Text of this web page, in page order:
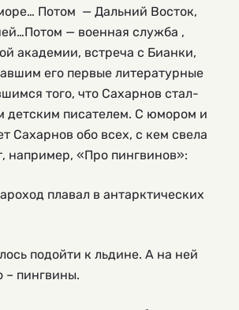
Потом — Дальний Восток,
— военная служба ,
академии, встреча с Бианки,
его первые литературные
того, что Сахарнов стал-
детским писателем. С юмором и
Сахарнов обо всех, с кем свела
например, «Про пингвинов»:
плавал в антарктических
подойти к льдине. А на ней
пингвины.